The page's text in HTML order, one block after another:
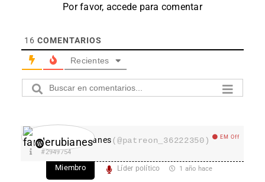
Por favor, accede para comentar
16 COMENTARIOS
Recientes
fanderubianes(@patreon_36222350) EM Off
#2949754
Miembro Líder político 1 año hace